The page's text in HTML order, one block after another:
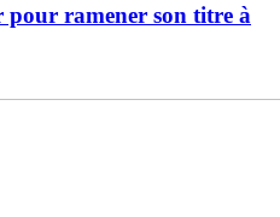
ramener son titre à